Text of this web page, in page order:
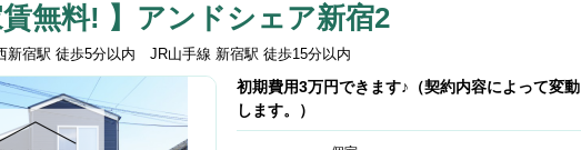
賃無料! 】アンドシェア新宿2
新宿駅 徒歩5分以内 JR山手線 新宿駅 徒歩15分以内
初期費用3万円できます♪（契約内容によって変動
します。）